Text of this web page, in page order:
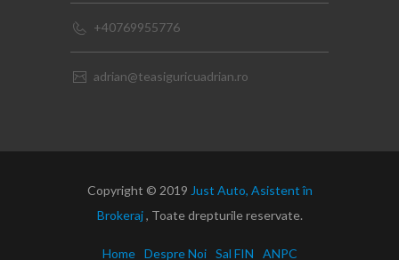
+40769955776
adrian@teasiguricuadrian.ro
Copyright © 2019 Just Auto, Asistent în
Brokeraj, Toate drepturile reservate.
Home Despre Noi Sal FIN ANPC